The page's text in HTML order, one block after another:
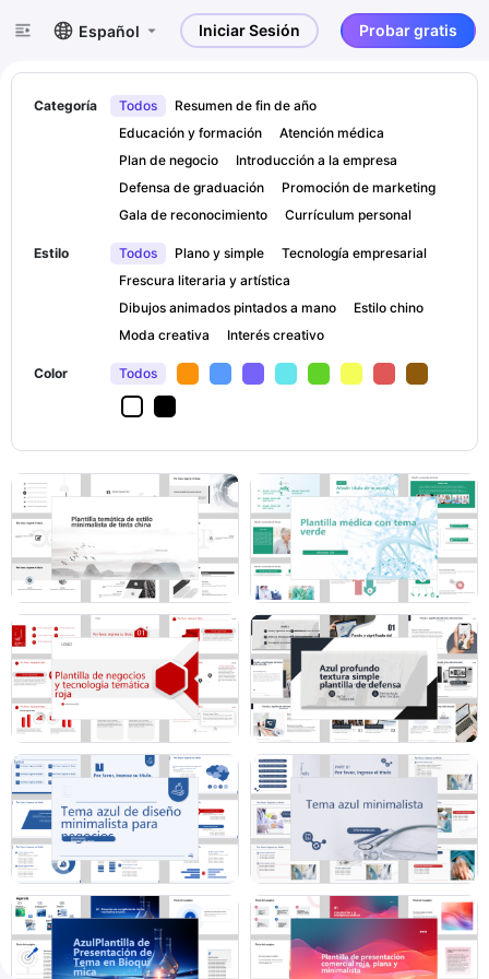
Español Iniciar Sesión Probar gratis
Categoría Todos
Resumen de fin de año
Educación y formación
Atención médica
Plan de negocio
Introducción a la empresa
Defensa de graduación
Promoción de marketing
Gala de reconocimiento
Currículum personal
Estilo Todos Plano y simple
Tecnología empresarial
Frescura literaria y artística
Dibujos animados pintados a mano
Estilo chino
Moda creativa
Interés creativo
Color Todos